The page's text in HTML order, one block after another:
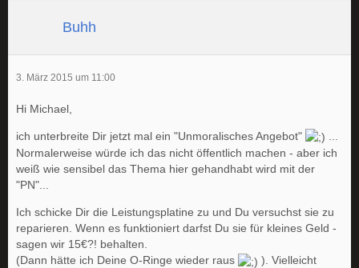
Buhh
3. März 2015 um 11:00
Hi Michael,
ich unterbreite Dir jetzt mal ein "Unmoralisches Angebot"
Normalerweise würde ich das nicht öffentlich machen - aber ich
weiß wie sensibel das Thema hier gehandhabt wird mit der
"PN"...
Ich schicke Dir die Leistungsplatine zu und Du versuchst sie zu
reparieren. Wenn es funktioniert darfst Du sie für kleines Geld -
sagen wir 15€?! behalten.
(Dann hätte ich Deine O-Ringe wieder raus
). Vielleicht